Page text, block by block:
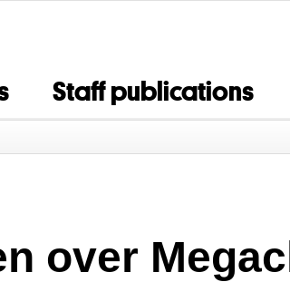
Staff publications
over